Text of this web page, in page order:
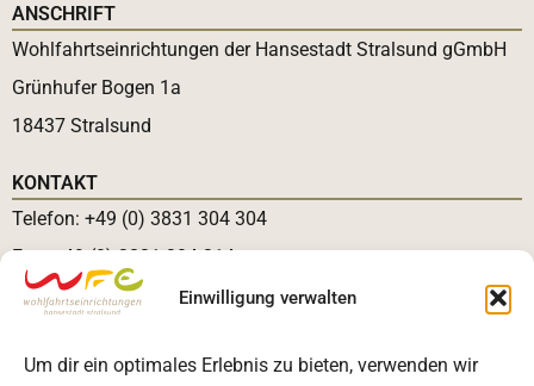
Einwilligung verwalten
Um dir ein optimales Erlebnis zu bieten, verwenden wir
ANSCHRIFT
Wohlfahrtseinrichtungen der Hansestadt Stralsund gGmbH
Grünhufer Bogen 1a
18437 Stralsund
KONTAKT
Telefon: +49 (0) 3831 304 304
Fax: +49 (0) 3831 304 314
E-Mail:info@wfehst.de